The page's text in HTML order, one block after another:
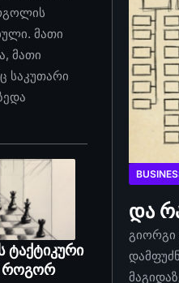
მათი
მათი
საკუთარი
ტაქტიკური
როგორ
და
გიორგი